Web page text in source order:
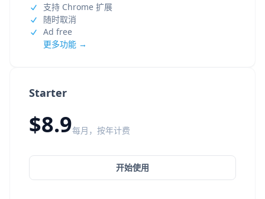
Starter
$8.9每月，按年计费
开始使用
支持 Chrome 扩展
随时取消
Ad free
更多功能 →